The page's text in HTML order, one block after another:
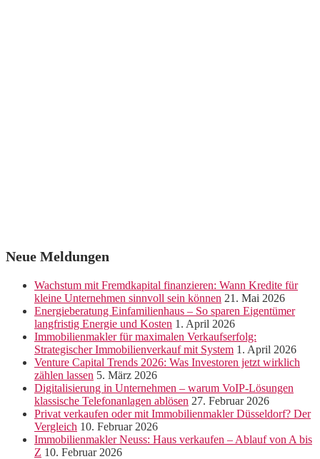
Neue Meldungen
Wachstum mit Fremdkapital finanzieren: Wann Kredite für
kleine Unternehmen sinnvoll sein können 21. Mai 2026
Energieberatung Einfamilienhaus – So sparen Eigentümer
langfristig Energie und Kosten 1. April 2026
Immobilienmakler für maximalen Verkaufserfolg:
Strategischer Immobilienverkauf mit System 1. April 2026
Venture Capital Trends 2026: Was Investoren jetzt wirklich
zählen lassen 5. März 2026
Digitalisierung in Unternehmen – warum VoIP-Lösungen
klassische Telefonanlagen ablösen 27. Februar 2026
Privat verkaufen oder mit Immobilienmakler Düsseldorf? Der
Vergleich 10. Februar 2026
Immobilienmakler Neuss: Haus verkaufen – Ablauf von A bis
Z 10. Februar 2026